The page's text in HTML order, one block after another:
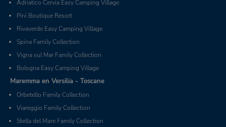
Adriatico Cervia Easy Camping Village
Pini Boutique Resort
Rivaverde Easy Camping Village
Spina Family Collection
Vigna sul Mar Family Collection
Bologna Easy Camping Village
Maremma en Versilia - Toscane
Orbetello Family Collection
Viareggio Family Collection
Stella del Mare Family Collection